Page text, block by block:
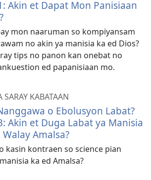
Akin et Dapat Mon Panisiaan
mon naaruman so kompiyansam
no akin ya manisia ka ed Dios?
tips no panon kan onebat no
ed papanisiaan mo.
SARAY KABATAAN
o Ebolusyon Labat?
Akin et Duga Labat ya Manisia
Walay Amalsa?
kasin kontraen so science pian
ka ed Amalsa?